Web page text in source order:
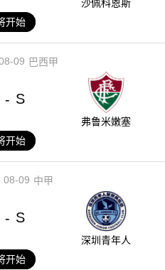
沙佩科恩斯
开始
09 巴西甲
- S
弗鲁米嫩塞
开始
08-09 中甲
- S
深圳青年人
开始